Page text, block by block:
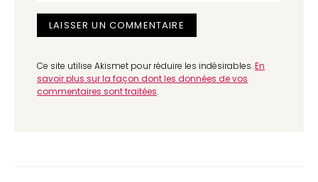
Ce site utilise Akismet pour réduire les indésirables.En
savoir plus sur la façon dont les données de vos
commentaires sont traitées.